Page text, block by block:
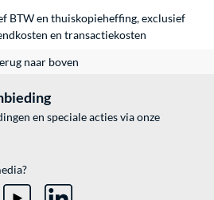
BTW en thuiskopieheffing, exclusief
en transactiekosten
naar boven
en speciale acties via onze